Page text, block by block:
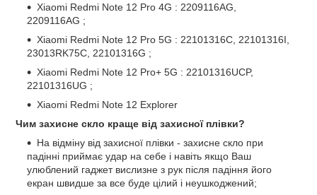
Xiaomi Redmi Note 12 Pro 4G : 2209116AG,
2209116AG ;
Xiaomi Redmi Note 12 Pro 5G : 22101316C, 22101316I,
23013RK75C, 22101316G ;
Xiaomi Redmi Note 12 Pro+ 5G : 22101316UCP,
22101316UG ;
Xiaomi Redmi Note 12 Explorer
Чим захисне скло краще від захисної плівки?
На відміну від захисної плівки - захисне скло при
падінні приймає удар на себе і навіть якщо Ваш
улюблений гаджет вислизне з рук після падіння його
екран швидше за все буде цілий і неушкоджений;